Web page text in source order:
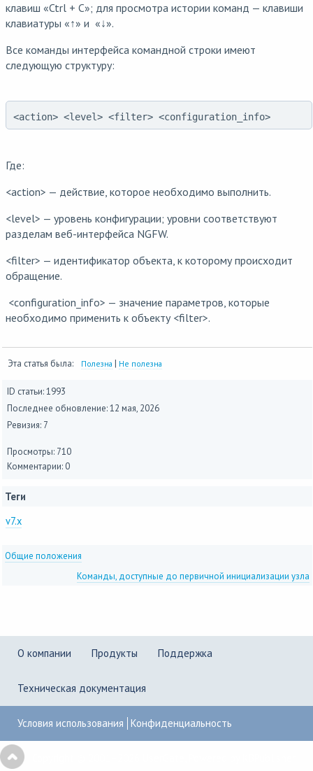
клавиш «Ctrl + C»; для просмотра истории команд — клавиши
клавиатуры «↑» и «↓».
Все команды интерфейса командной строки имеют
следующую структуру:
<action> <level> <filter> <configuration_info>
Где:
<action> — действие, которое необходимо выполнить.
<level> — уровень конфигурации; уровни соответствуют
разделам веб-интерфейса NGFW.
<filter> — идентификатор объекта, к которому происходит
обращение.
<configuration_info> — значение параметров, которые
необходимо применить к объекту <filter>.
Эта статья была: Полезна | Не полезна
ID статьи: 1993
Последнее обновление:12 мая, 2026
Ревизия: 7
Просмотры: 710
Комментарии: 0
Теги
v7.x
Общие положения
Команды, доступные до первичной инициализации узла
О компании Продукты Поддержка
Техническая документация
Условия использования Конфиденциальность